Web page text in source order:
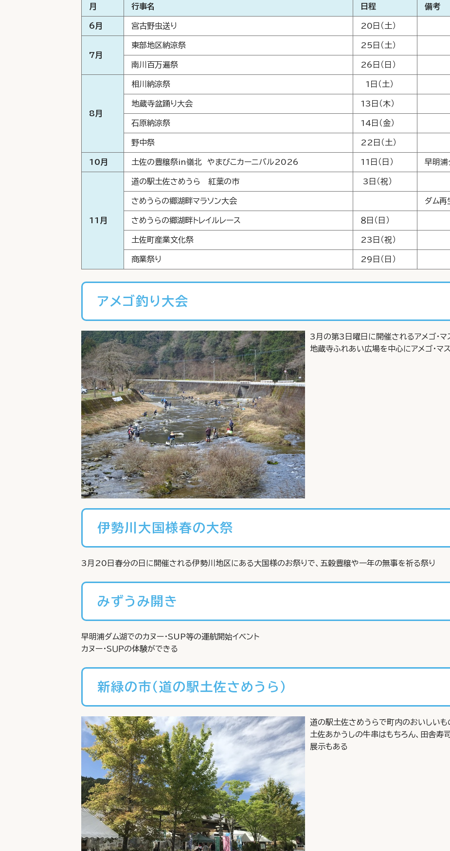
月 行事名 日程 備考
6月 宮古野虫送り 20日（土）
7月
東部地区納涼祭 25日（土）
南川百万遍祭 26日（日）
8月
相川納涼祭 1日（土）
地蔵寺盆踊り大会 13日（木）
石原納涼祭 14日（金）
野中祭 22日（土）
10月 土佐の豊穣祭in嶺北 やまびこカーニバル2026 11日（日） 早明浦
11 月
道の駅土佐さめうら 紅葉の市 3日（祝）
さめうらの郷湖畔マラソン大会 ダム再
さめうらの郷湖畔トレイルレース ８日（日）
土佐町産業文化祭 23日（祝）
商業祭り 29日（日）
アメゴ釣り大会
3月の第3日曜日に開催されるアメゴ・マ
地蔵寺ふれあい広場を中心にアメゴ・マ
伊勢川大国様春の大祭
3月20日春分の日に開催される伊勢川地区にある大国様のお祭りで、五穀豊穣や一年の無事を祈る祭り
みずうみ開き
早明浦ダム湖でのカヌー・SUP等の運航開始イベント
カヌー・SＵＰの体験ができる
新緑の市（道の駅土佐さめうら）
道の駅土佐さめうらで町内のおいしいも
土佐あかうしの牛串はもちろん、田舎寿
展示もある